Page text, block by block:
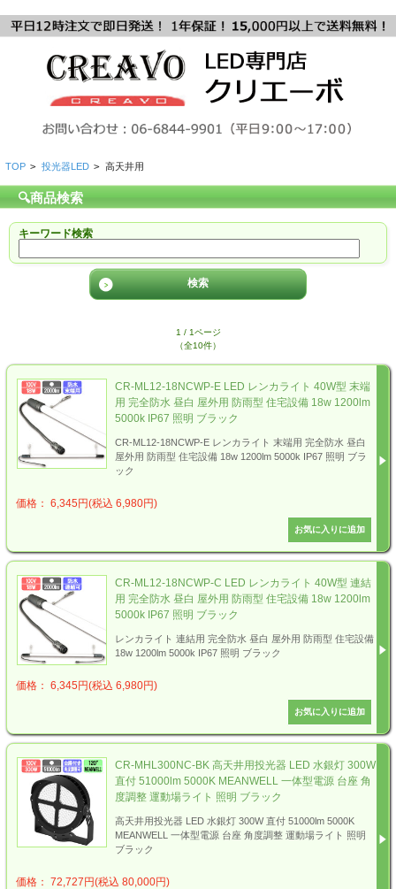
TOP > 投光器LED > 高天井用
🔍商品検索
キーワード検索
1 / 1ページ
（全10件）
CR-ML12-18NCWP-E LED レンカライト 40W型 末端
用 完全防水 昼白 屋外用 防雨型 住宅設備 18w 1200lm
5000k IP67 照明 ブラック
CR-ML12-18NCWP-E レンカライト 末端用 完全防水 昼白
屋外用 防雨型 住宅設備 18w 1200lm 5000k IP67 照明 ブラ
ック
価格： 6,345円(税込 6,980円)
CR-ML12-18NCWP-C LED レンカライト 40W型 連結
用 完全防水 昼白 屋外用 防雨型 住宅設備 18w 1200lm
5000k IP67 照明 ブラック
レンカライト 連結用 完全防水 昼白 屋外用 防雨型 住宅設備
18w 1200lm 5000k IP67 照明 ブラック
価格： 6,345円(税込 6,980円)
CR-MHL300NC-BK 高天井用投光器 LED 水銀灯 300W
直付 51000lm 5000K MEANWELL 一体型電源 台座 角
度調整 運動場ライト 照明 ブラック
高天井用投光器 LED 水銀灯 300W 直付 51000lm 5000K
MEANWELL 一体型電源 台座 角度調整 運動場ライト 照明
ブラック
価格： 72,727円(税込 80,000円)